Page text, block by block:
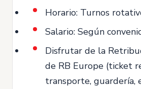
Horario: Turnos
Salario: Según
Disfrutar de la
de RB Europe (ticket
transporte, guardería,